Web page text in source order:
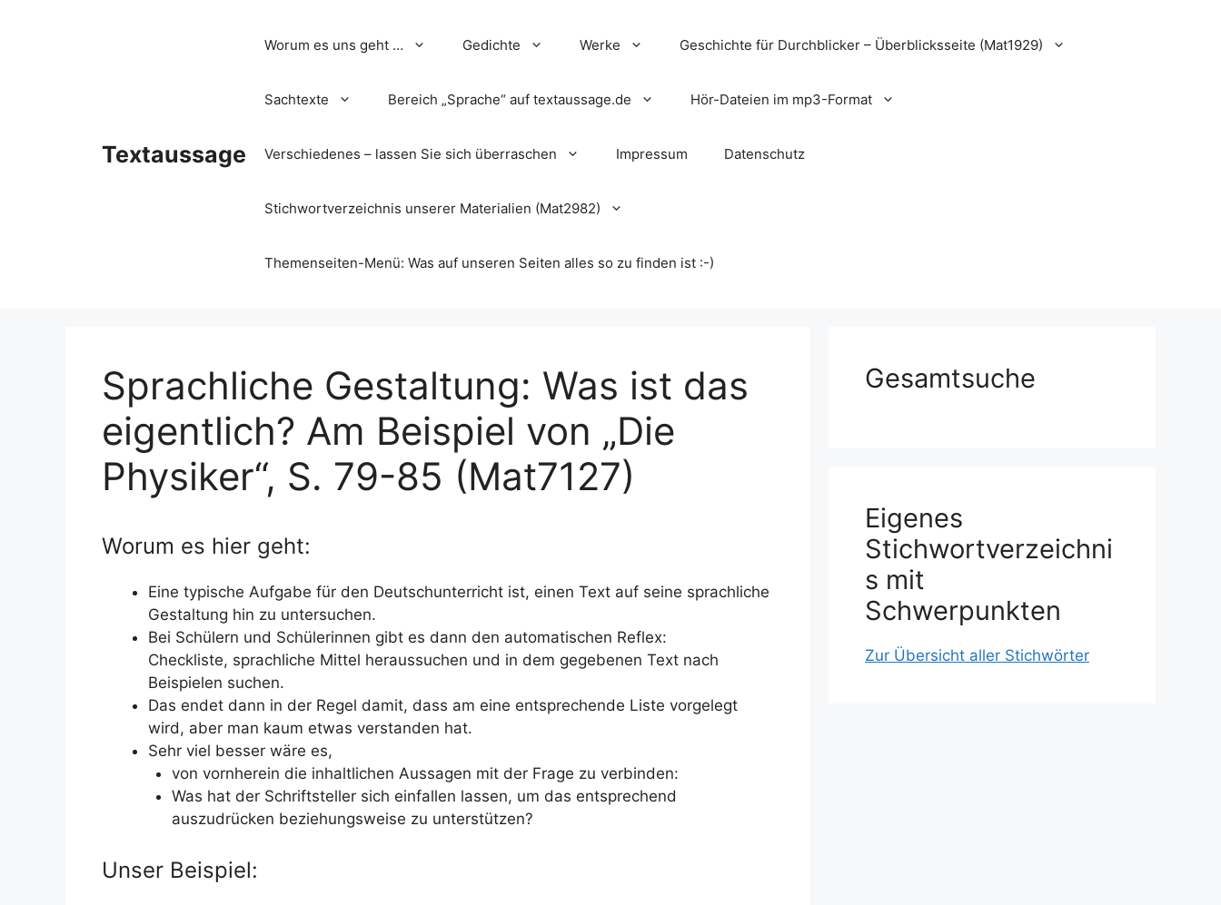
Textaussage
Worum es uns geht … Gedichte Werke Geschichte für Durchblicker – Überblicksseite (Mat1929)
Sachtexte Bereich „Sprache“ auf textaussage.de Hör-Dateien im mp3-Format
Verschiedenes – lassen Sie sich überraschen Impressum Datenschutz
Stichwortverzeichnis unserer Materialien (Mat2982)
Themenseiten-Menü: Was auf unseren Seiten alles so zu finden ist :-)
Sprachliche Gestaltung: Was ist das
eigentlich? Am Beispiel von „Die
Physiker“, S. 79-85 (Mat7127)
Worum es hier geht:
Eine typische Aufgabe für den Deutschunterricht ist, einen Text auf seine sprachliche
Gestaltung hin zu untersuchen.
Bei Schülern und Schülerinnen gibt es dann den automatischen Reflex:
Checkliste, sprachliche Mittel heraussuchen und in dem gegebenen Text nach
Beispielen suchen.
Das endet dann in der Regel damit, dass am eine entsprechende Liste vorgelegt
wird, aber man kaum etwas verstanden hat.
Sehr viel besser wäre es,
von vornherein die inhaltlichen Aussagen mit der Frage zu verbinden:
Was hat der Schriftsteller sich einfallen lassen, um das entsprechend
auszudrücken beziehungsweise zu unterstützen?
Unser Beispiel:
Gesamtsuche
Eigenes
Stichwortverzeichni
s mit
Schwerpunkten
Zur Übersicht aller Stichwörter